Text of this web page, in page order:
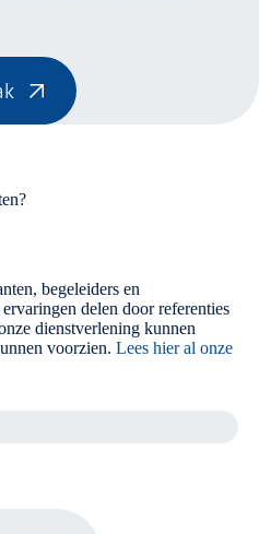
begeleiders en
delen door referenties
dienstverlening kunnen
voorzien.Lees hier al onze